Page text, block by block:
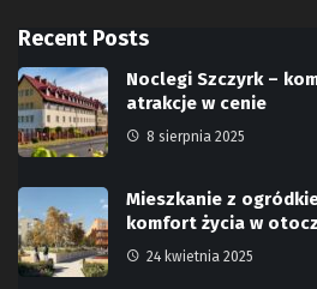
Recent Posts
Noclegi Szczyrk –
atrakcje w cenie
8 sierpnia 2025
Mieszkanie z
komfort życia w
24 kwietnia 2025